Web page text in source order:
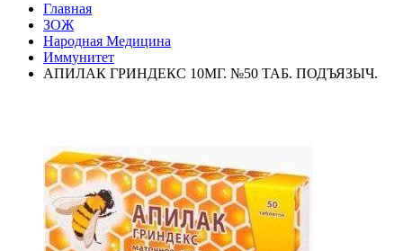
Главная
ЗОЖ
Народная Медицина
Иммунитет
АПИЛАК ГРИНДЕКС 10МГ. №50 ТАБ. ПОДЪЯЗЫЧ.